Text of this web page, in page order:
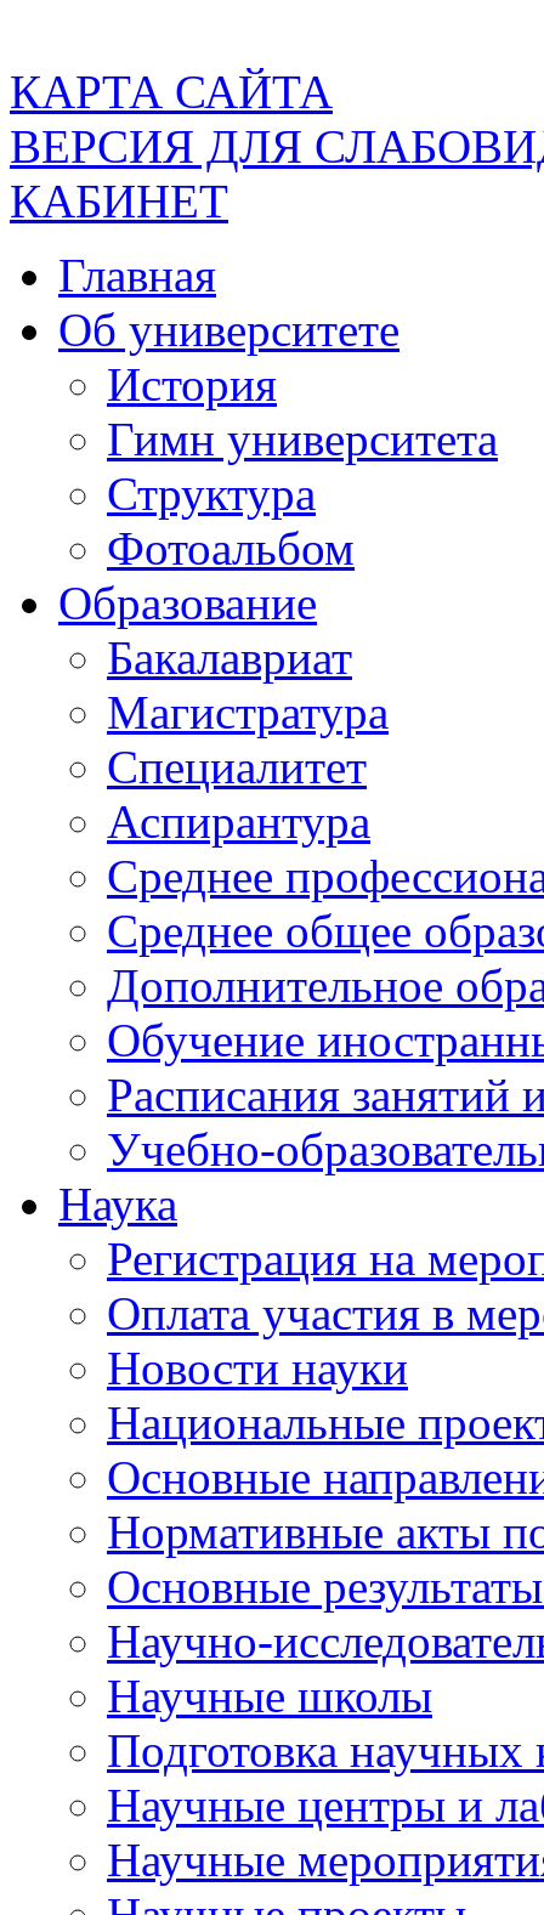
КАРТА САЙТА
ВЕРСИЯ ДЛЯ
КАБИНЕТ
Главная
Об университете
История
Гимн университета
Структура
Фотоальбом
Образование
Бакалавриат
Магистратура
Специалитет
Аспирантура
Среднее
Среднее общее
Дополнительное
Обучение
Расписания занятий
Учебно-
Наука
Регистрация на
Оплата участия в
Новости науки
Национальные
Основные
Нормативные акты
Основные
Научно-
Научные школы
Подготовка научных
Научные центры и
Научные